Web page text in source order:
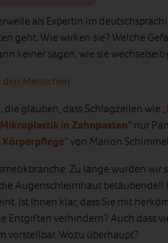
als Expertin im
geht. Wie wirken sie? Welche
keiner sagen, wie sie
Menschen
glauben, dass Schlagzeilen wie „
Mikroplastik in Zahnpasten“ nur
“ von Marion
Zu lange wurden wir
Augenschleimhaut
Ist Ihnen klar, dass Sie mit
Entgiften verhindern? Auch dass
vorstellbar. Wozu überhaupt?